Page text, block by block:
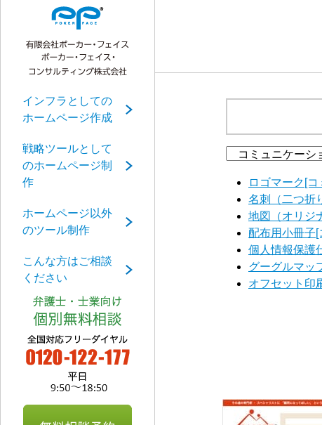
インフラとしての
ホームページ作成
戦略ツールとして
のホームページ制
作
ホームページ以外
のツール制作
こんな方はご相談
ください
ロゴマーク[
名刺（二つ折
地図（オリジ
配布用小冊子[
個人情報保護
グーグルマッ
オフセット印